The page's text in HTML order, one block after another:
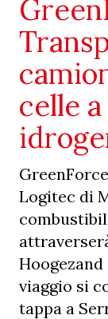
celle
Logitec di
Hoogezand
viaggio si
tappa a